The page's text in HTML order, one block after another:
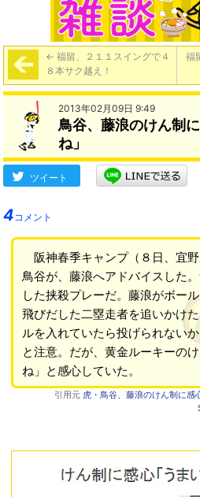
← 福留、２１１スイングで４
８本サク越え！
福
2013年02月09日 9:49
鳥谷、藤浪のけん制
ね」
ツイート
4コメント
阪神春季キャンプ（８日、宜野
鳥谷が、藤浪へアドバイスした
した挟殺プレーだ。藤浪がボー
飛びだした二塁走者を追いかけ
ルを入れていたら投げられない
と注意。だが、黄金ルーキーの
ね」と感心していた。
引用元 虎・鳥谷、藤浪のけん制に感